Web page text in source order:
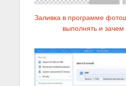
Заливка в программе
выполнять и зачем